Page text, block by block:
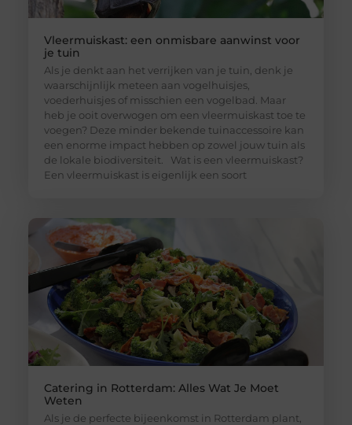
Vleermuiskast: een onmisbare aanwinst voor
je tuin
Als je denkt aan het verrijken van je tuin, denk je
waarschijnlijk meteen aan vogelhuisjes,
voederhuisjes of misschien een vogelbad. Maar
heb je ooit overwogen om een vleermuiskast toe te
voegen? Deze minder bekende tuinaccessoire kan
een enorme impact hebben op zowel jouw tuin als
de lokale biodiversiteit. Wat is een vleermuiskast?
Een vleermuiskast is eigenlijk een soort
Catering in Rotterdam: Alles Wat Je Moet
Weten
Als je de perfecte bijeenkomst in Rotterdam plant,